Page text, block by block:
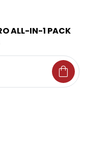
ALL-IN-1 PACK
shopping_bag